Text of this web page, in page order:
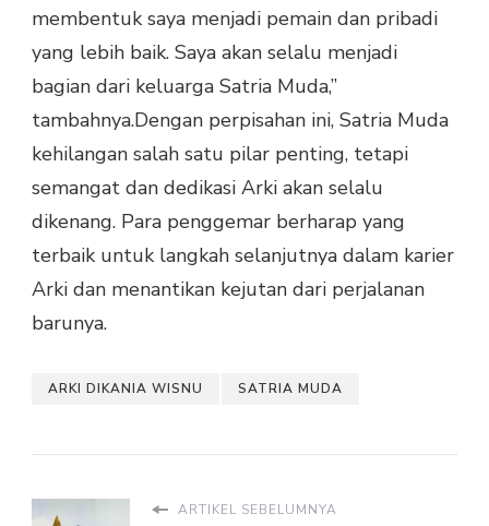
membentuk saya menjadi pemain dan pribadi
yang lebih baik. Saya akan selalu menjadi
bagian dari keluarga Satria Muda,”
tambahnya.Dengan perpisahan ini, Satria Muda
kehilangan salah satu pilar penting, tetapi
semangat dan dedikasi Arki akan selalu
dikenang. Para penggemar berharap yang
terbaik untuk langkah selanjutnya dalam karier
Arki dan menantikan kejutan dari perjalanan
barunya.
ARKI DIKANIA WISNU SATRIA MUDA
ARTIKEL SEBELUMNYA